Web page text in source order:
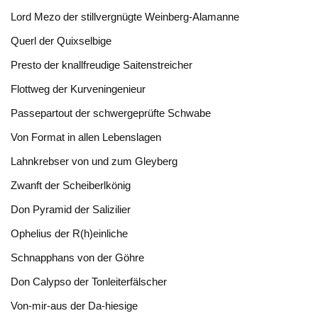
Lord Mezo der stillvergnügte Weinberg-Alamanne
Querl der Quixselbige
Presto der knallfreudige Saitenstreicher
Flottweg der Kurveningenieur
Passepartout der schwergeprüfte Schwabe
Von Format in allen Lebenslagen
Lahnkrebser von und zum Gleyberg
Zwanft der Scheiberlkönig
Don Pyramid der Salizilier
Ophelius der R(h)einliche
Schnapphans von der Göhre
Don Calypso der Tonleiterfälscher
Von-mir-aus der Da-hiesige